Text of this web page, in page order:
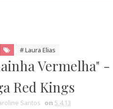
# Laura Elias
Vermelha"
Red Kings
Santos on 5.4.13